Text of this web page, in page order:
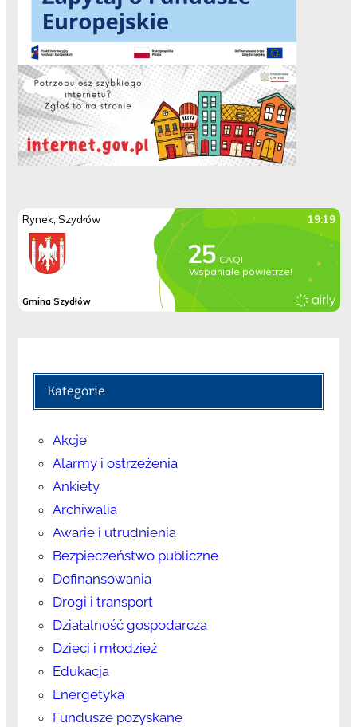
Kategorie
Akcje
Alarmy i ostrzeżenia
Ankiety
Archiwalia
Awarie i utrudnienia
Bezpieczeństwo publiczne
Dofinansowania
Drogi i transport
Działalność gospodarcza
Dzieci i młodzież
Edukacja
Energetyka
Fundusze pozyskane